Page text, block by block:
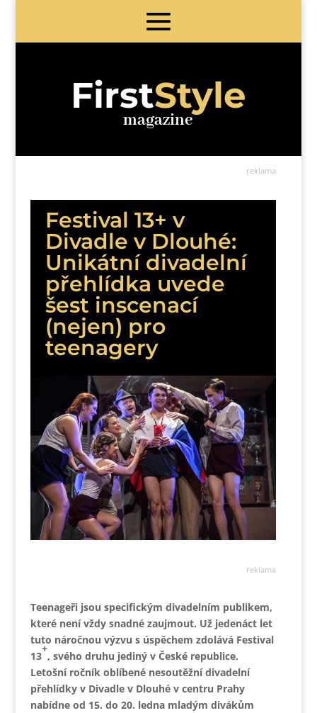
FirstStyle
magazine
reklama
Festival 13+ v
Divadle v Dlouhé:
Unikátní divadelní
přehlídka uvede
šest inscenací
(nejen) pro
teenagery
reklama
Teenageři jsou specifickým divadelním publikem,
které není vždy snadné zaujmout. Už jedenáct let
tuto náročnou výzvu s úspěchem zdolává Festival
13
+
, svého druhu jediný v České republice.
Letošní ročník oblíbené nesoutěžní divadelní
přehlídky v Divadle v Dlouhé v centru Prahy
nabídne od 15. do 20. ledna mladým divákům